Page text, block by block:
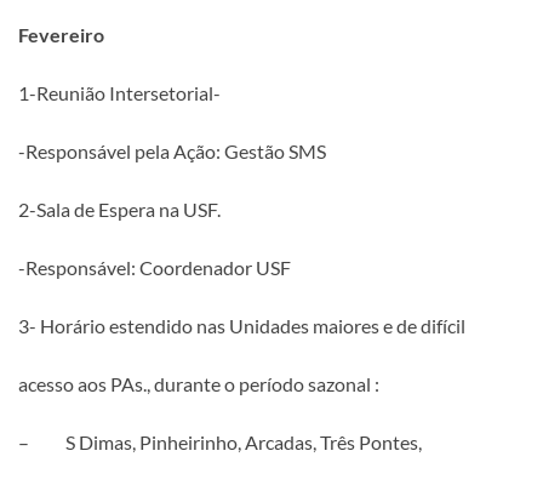
Fevereiro
1-Reunião Intersetorial-
-Responsável pela Ação: Gestão SMS
2-Sala de Espera na USF.
-Responsável: Coordenador USF
3- Horário estendido nas Unidades maiores e de difícil
acesso aos PAs., durante o período sazonal :
– S Dimas, Pinheirinho, Arcadas, Três Pontes,